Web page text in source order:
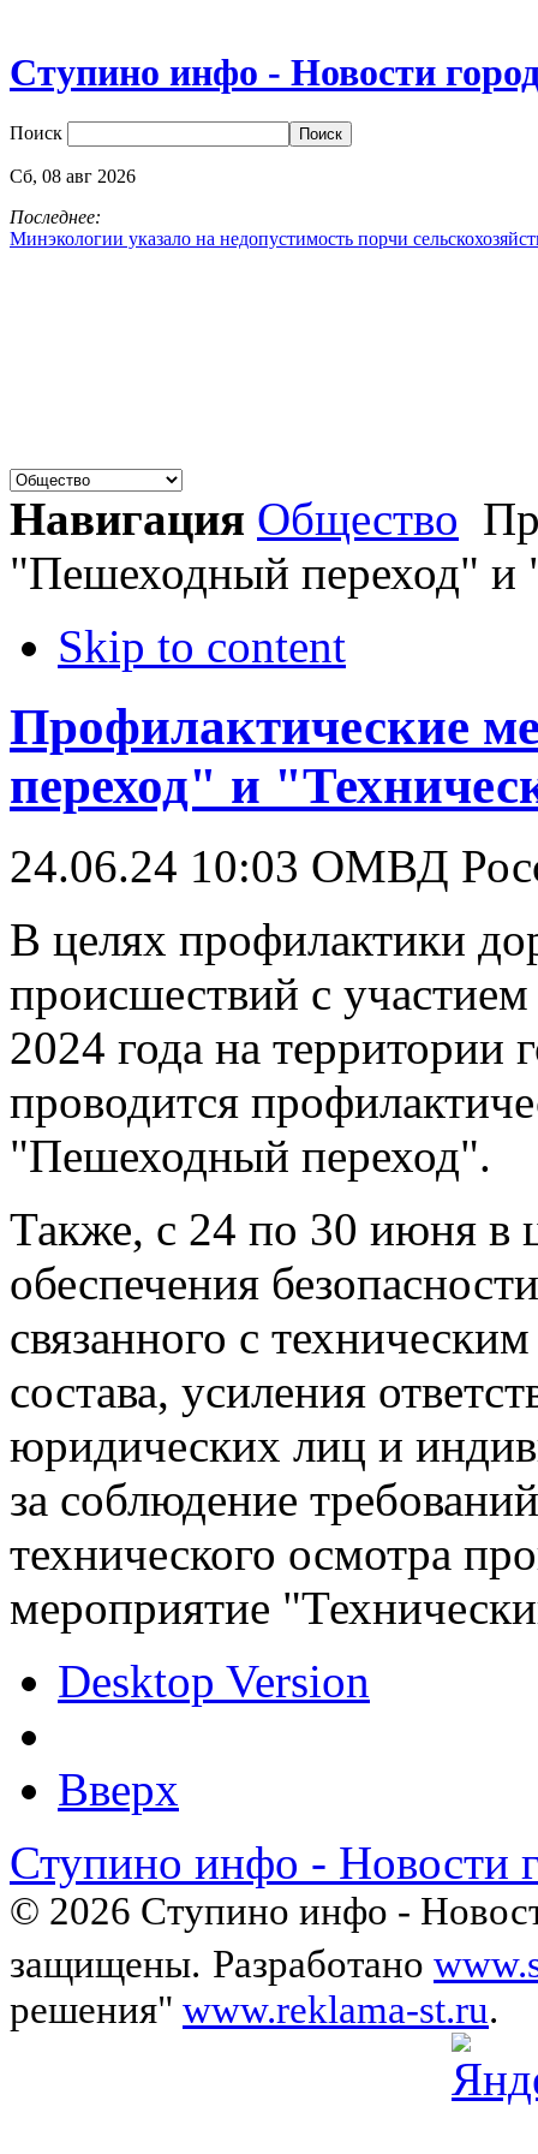
Ступино инфо - Новости
Поиск
Сб, 08 авг 2026
Последнее:
Минэкологии указало на недопустимость порчи
Навигация Общество
"Пешеходный переход" и
Skip to content
Профилактические
переход" и
24.06.24 10:03 ОМВД
В целях профилактики
происшествий с
2024 года на территории
проводится
"Пешеходный переход".
Также, с 24 по 30 июня в
обеспечения
связанного с
состава, усиления
юридических лиц и
за соблюдение
технического осмотра
мероприятие
Desktop Version
Вверх
Ступино инфо - Новости
© 2026 Ступино инфо -
защищены. Разработано
решения" www.reklama-st.ru.